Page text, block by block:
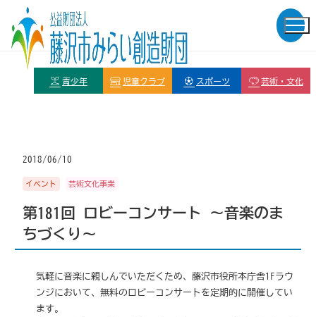
青少年 児童クラブ スポーツ 芸術・文化
2018/06/10
イベント 芸術文化事業
第181回 ロビーコンサート ～音楽のま
ちづくり～
気軽に音楽に親しんでいただくため、藤沢市役所本庁舎1Fラウ
ンジにおいて、無料のロビーコンサートを定期的に開催してい
ます。